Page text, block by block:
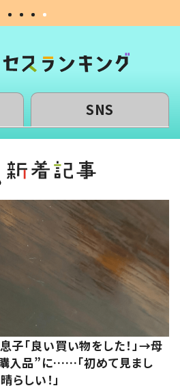
SNS
子「良い買い物をした！」→母
入品”に……「初めて見まし
らしい！」